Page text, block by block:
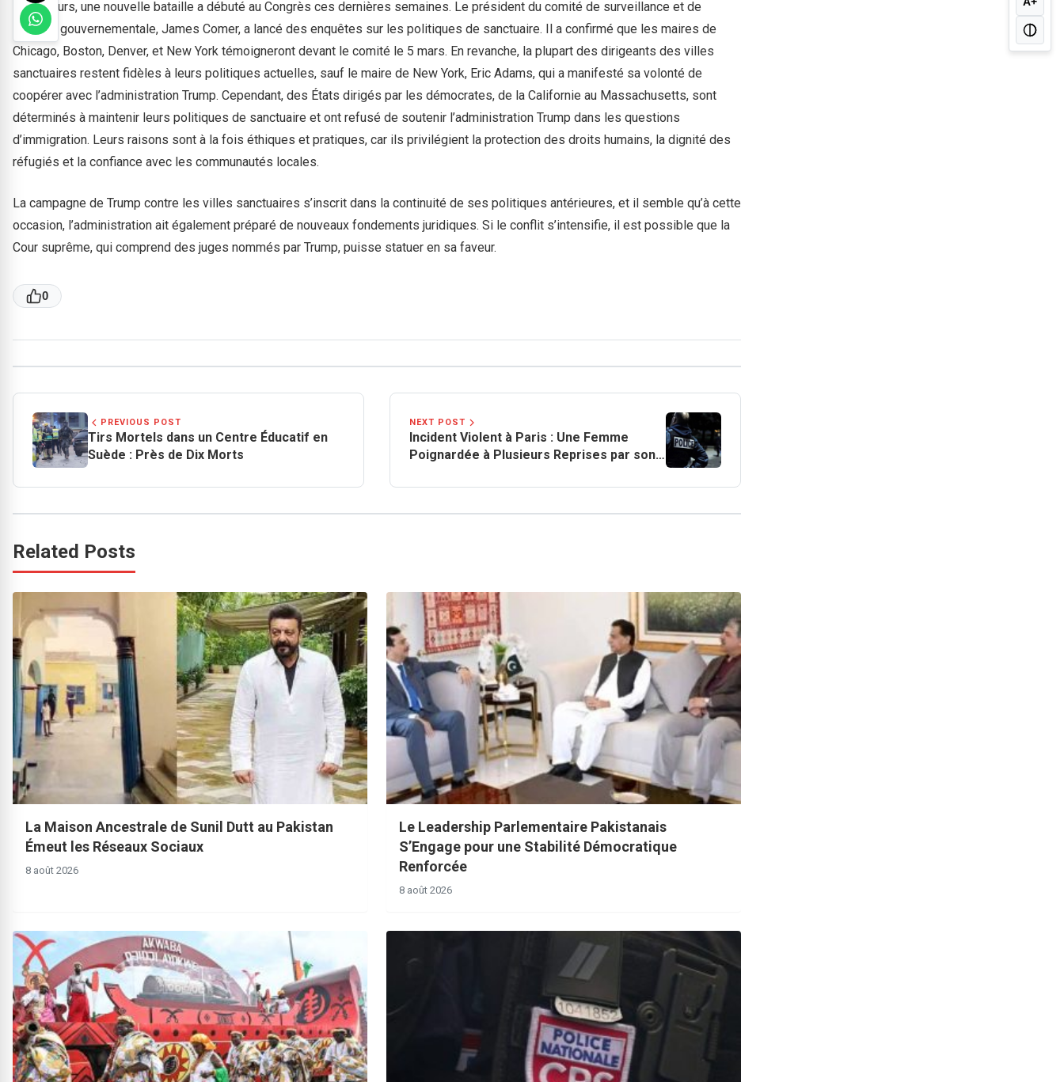
Par ailleurs, une nouvelle bataille a débuté au Congrès ces dernières semaines. Le président du comité de surveillance et de
réforme gouvernementale, James Comer, a lancé des enquêtes sur les politiques de sanctuaire. Il a confirmé que les maires de
Chicago, Boston, Denver, et New York témoigneront devant le comité le 5 mars. En revanche, la plupart des dirigeants des villes
sanctuaires restent fidèles à leurs politiques actuelles, sauf le maire de New York, Eric Adams, qui a manifesté sa volonté de
coopérer avec l’administration Trump. Cependant, des États dirigés par les démocrates, de la Californie au Massachusetts, sont
déterminés à maintenir leurs politiques de sanctuaire et ont refusé de soutenir l’administration Trump dans les questions
d’immigration. Leurs raisons sont à la fois éthiques et pratiques, car ils privilégient la protection des droits humains, la dignité des
réfugiés et la confiance avec les communautés locales.
La campagne de Trump contre les villes sanctuaires s’inscrit dans la continuité de ses politiques antérieures, et il semble qu’à cette
occasion, l’administration ait également préparé de nouveaux fondements juridiques. Si le conflit s’intensifie, il est possible que la
Cour suprême, qui comprend des juges nommés par Trump, puisse statuer en sa faveur.
0
PREVIOUS POST
Tirs Mortels dans un Centre Éducatif en
Suède : Près de Dix Morts
NEXT POST
Incident Violent à Paris : Une Femme
Poignardée à Plusieurs Reprises par son
Related Posts
La Maison Ancestrale de Sunil Dutt au Pakistan
Émeut les Réseaux Sociaux
8 août 2026
Le Leadership Parlementaire Pakistanais
S’Engage pour une Stabilité Démocratique
Renforcée
8 août 2026